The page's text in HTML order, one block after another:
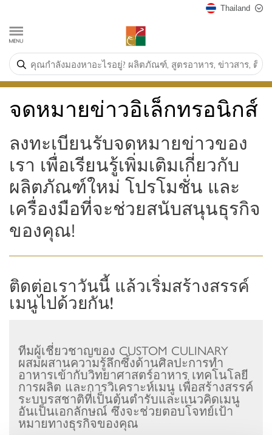
Thailand
จดหมายข่าวอิเล็กทรอนิกส์
ลงทะเบียนรับจดหมายข่าวของ
เรา เพื่อเรียนรู้เพิ่มเติมเกี่ยวกับ
ผลิตภัณฑ์ใหม่ โปรโมชั่น และ
เครื่องมือที่จะช่วยสนับสนุนธุรกิจ
ของคุณ!
ติดต่อเราวันนี้ แล้วเริ่มสร้างสรรค์
เมนูไปด้วยกัน!
ทีมผู้เชี่ยวชาญของ CUSTOM CULINARY
ผสมผสานความรู้ลึกซึ้งด้านศิลปะการทำ
อาหารเข้ากับวิทยาศาสตร์อาหาร เทคโนโลยี
การผลิต และการวิเคราะห์เมนู เพื่อสร้างสรรค์
ระบบรสชาติที่เป็นต้นตำรับและแนวคิดเมนู
อันเป็นเอกลักษณ์ ซึ่งจะช่วยตอบโจทย์เป้า
หมายทางธุรกิจของคุณ